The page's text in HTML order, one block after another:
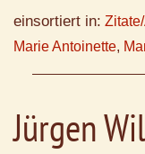
einsortiert in:
Marie Antoinette,
Jürgen